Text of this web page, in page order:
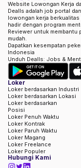
Website Lowongan Kerja
Dealls adalah job portal
lowongan kerja
hadir dengan program
Reviewer untuk membantu
mudah.
Dapatkan kesempatan
Indonesia
Unduh Dealls: Jobs &
Loker
Loker berdasarkan Industri
Loker berdasarkan Lokasi
Loker berdasarkan
Posisi
Loker Penuh Waktu
Loker Kontrak
Loker Paruh Waktu
Loker Magang
Loker Freelance
Loker Populer
Hubungi Kami